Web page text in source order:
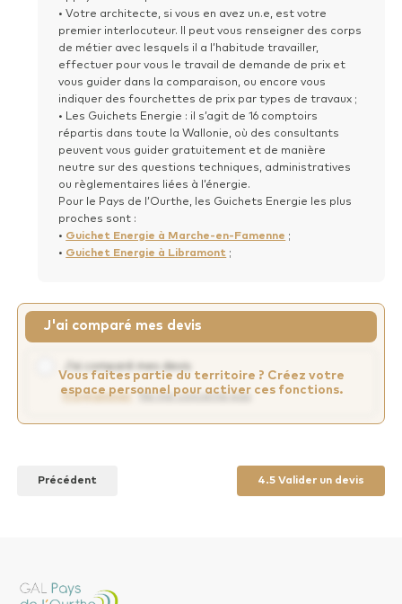
• Votre architecte, si vous en avez un.e, est votre
premier interlocuteur. Il peut vous renseigner des corps
de métier avec lesquels il a l’habitude travailler,
effectuer pour vous le travail de demande de prix et
vous guider dans la comparaison, ou encore vous
indiquer des fourchettes de prix par types de travaux ;
• Les Guichets Energie : il s’agit de 16 comptoirs
répartis dans toute la Wallonie, où des consultants
peuvent vous guider gratuitement et de manière
neutre sur des questions techniques, administratives
ou règlementaires liées à l’énergie.
Pour le Pays de l’Ourthe, les Guichets Energie les plus
proches sont :
• Guichet Energie à Marche-en-Famenne ;
• Guichet Energie à Libramont ;
J'ai comparé mes devis
Programmer Ne me concerne pas
Vous faites partie du territoire ? Créez votre
espace personnel pour activer ces fonctions.
Précédent 4.5 Valider un devis